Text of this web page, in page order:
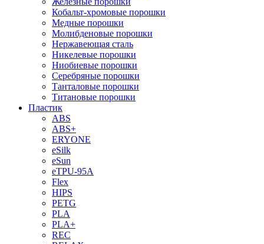
Кобальт-хромовые порошки
Медные порошки
Молибденовые порошки
Нержавеющая сталь
Никелевые порошки
Ниобиевые порошки
Серебряные порошки
Танталовые порошки
Титановые порошки
Пластик
ABS
ABS+
ERYONE
eSilk
eSun
eTPU-95A
Flex
HIPS
PETG
PLA
PLA+
REC